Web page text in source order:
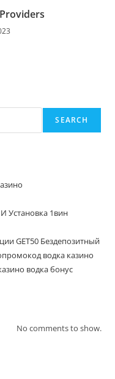
SEARCH
Установка 1вин
GET50 Бездепозитный
водка казино
водка бонус
No comments to show.